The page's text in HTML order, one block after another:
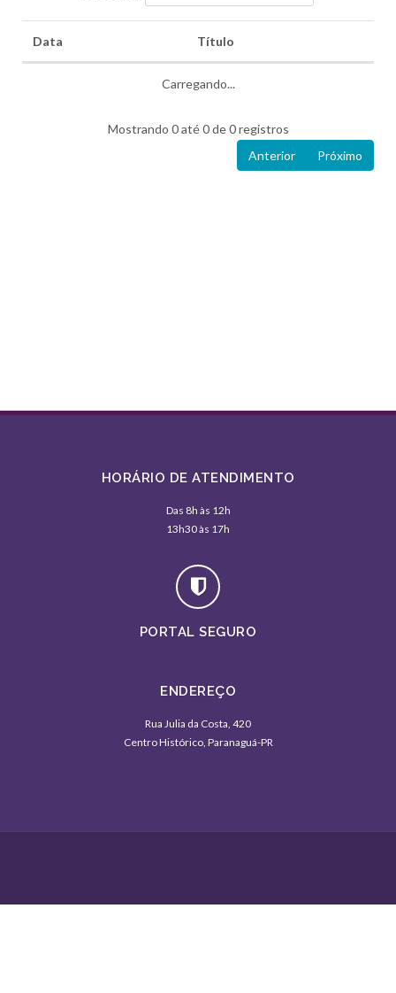
Data Título
Carregando...
Mostrando 0 até 0 de 0 registros
Anterior
Próximo
HORÁRIO DE ATENDIMENTO
Das 8h às 12h
13h30 às 17h
PORTAL SEGURO
ENDEREÇO
Rua Julia da Costa, 420
Centro Histórico, Paranaguá-PR